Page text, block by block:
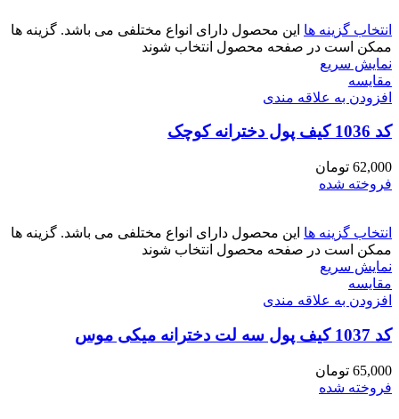
انتخاب گزینه ها این محصول دارای انواع مختلفی می باشد. گزینه ها
ممکن است در صفحه محصول انتخاب شوند
نمایش سریع
مقايسه
افزودن به علاقه مندی
کد 1036 کیف پول دخترانه کوچک
62,000 تومان
فروخته شده
انتخاب گزینه ها این محصول دارای انواع مختلفی می باشد. گزینه ها
ممکن است در صفحه محصول انتخاب شوند
نمایش سریع
مقايسه
افزودن به علاقه مندی
کد 1037 کیف پول سه لت دخترانه میکی موس
65,000 تومان
فروخته شده